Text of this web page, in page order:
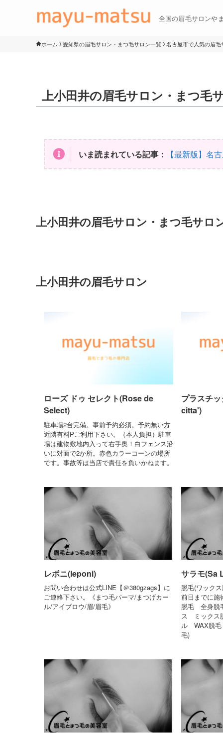
全国の眉毛サロンや
ホーム 愛知県の眉毛サロン・まつ毛サロン一覧 名古屋市で人気の眉
上小田井の眉毛サロン・まつ毛
いま読まれている記事： 【最新版】名
上小田井の眉毛サロン・まつ毛サロ
上小田井の眉毛サロン
ローズ ドゥ セレクト(Rose de
Select)
駐車場2台完備。事前予約必須。予約無い方
近隣有料Pご利用下さい。（本人負担）駐車
場は建物敷地内入って右手奥！白フェンス沿
いに対面で2か所。赤色カラーコーンの場所
です。事故等は当店で責任を負いかねます。
プラスチ
citta')
レポニ(leponi)
お問い合わせは公式LINE【＠380gzags】に
ご連絡下さい。《まつ毛パーマ/まつげカー
ル/アイブロウ/眉/眉毛》
サラモ(Sa
脱毛(ワック
前日までに施
脱毛 全身脱
ス ミックス
ル WAX脱毛
毛)